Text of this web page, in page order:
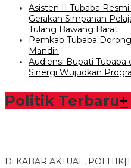
Asisten II Tubaba
Gerakan Simpanan
Tulang Bawang Barat
Pemkab Tubaba
Mandiri
Audiensi Bupati
Sinergi Wujudkan
Politik Terbaru+
Di KABAR AKTUAL, POLITIK